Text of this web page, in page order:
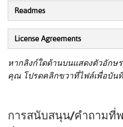
Readmes
License Agreements
หากลิงก์ใดด้านบนแสดงตัวอักษ
คุณ โปรดคลิกขวาที่ไฟล์เพื่อบัน
การสนับสนุน/คำถามที่